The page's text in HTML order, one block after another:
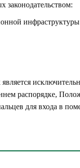
законодательством:
распорядке,
для входа в